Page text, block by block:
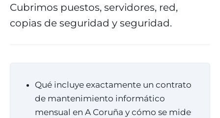
Cubrimos puestos, servidores, red,
copias de seguridad y seguridad.
Qué incluye exactamente un contrato
de mantenimiento informático
mensual en A Coruña y cómo se mide